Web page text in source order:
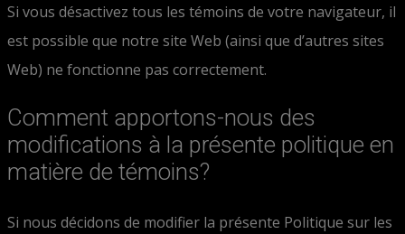
Si vous désactivez tous les témoins de votre navigateur, il
est possible que notre site Web (ainsi que d’autres sites
Web) ne fonctionne pas correctement.
Comment apportons-nous des
modifications à la présente politique en
matière de témoins?
Si nous décidons de modifier la présente Politique sur les